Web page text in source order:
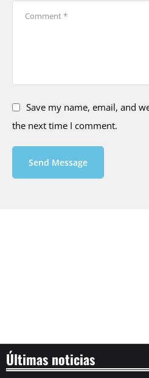
Save my name, email, and
the next time I comment.
Send Message
Últimas noticias